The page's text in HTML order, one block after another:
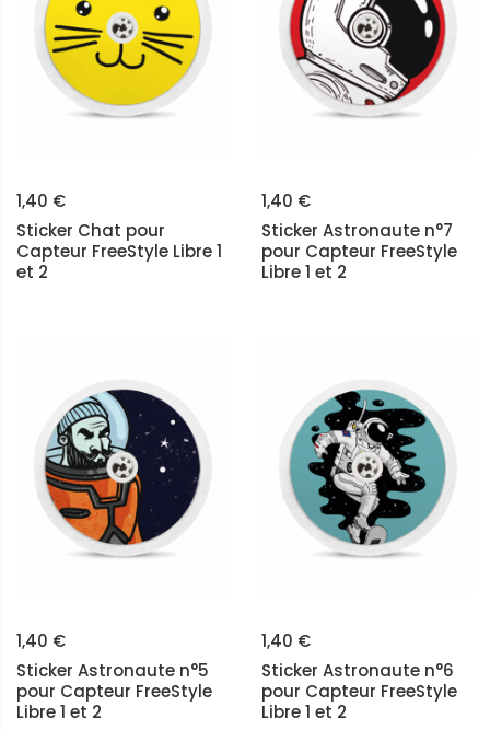
1,40 €
Sticker Chat pour
Capteur FreeStyle Libre 1
et 2
1,40 €
Sticker Astronaute n°7
pour Capteur FreeStyle
Libre 1 et 2
1,40 €
Sticker Astronaute n°5
pour Capteur FreeStyle
Libre 1 et 2
1,40 €
Sticker Astronaute n°6
pour Capteur FreeStyle
Libre 1 et 2